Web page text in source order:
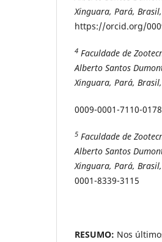
Xinguara, Pará, Brasil,
https://orcid.org/
4 Faculdade de
Alberto Santos
Xinguara, Pará, Brasil,
0009-0001-7110-0178
5 Faculdade de
Alberto Santos
Xinguara, Pará, Brasil,
0001-8339-3115
RESUMO: Nos